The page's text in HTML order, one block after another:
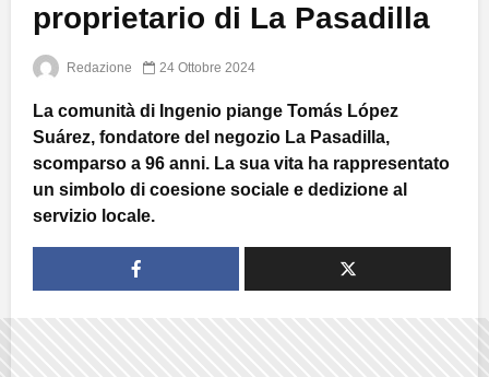
proprietario di La Pasadilla
Redazione 24 Ottobre 2024
La comunità di Ingenio piange Tomás López
Suárez, fondatore del negozio La Pasadilla,
scomparso a 96 anni. La sua vita ha rappresentato
un simbolo di coesione sociale e dedizione al
servizio locale.